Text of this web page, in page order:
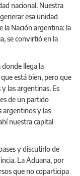
nacional. Nuestra
esa unidad
la Nación argentina: la
se convirtió en la
donde llega la
está bien, pero que
las argentinas. Es
de un partido
argentinos y las
nuestra capital
y discutirlo de
La Aduana, por
que no coparticipa